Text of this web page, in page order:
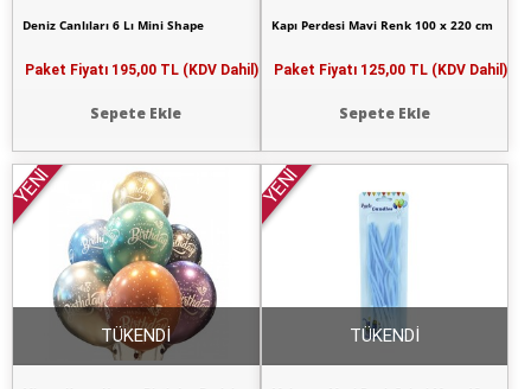
Deniz Canlıları 6 Lı Mini Shape
Paket Fiyatı 195,00 TL (KDV Dahil)
Sepete Ekle
Kapı Perdesi Mavi Renk 100 x 220 cm
Paket Fiyatı 125,00 TL (KDV Dahil)
Sepete Ekle
YENİ
TÜKENDİ
YENİ
TÜKENDİ